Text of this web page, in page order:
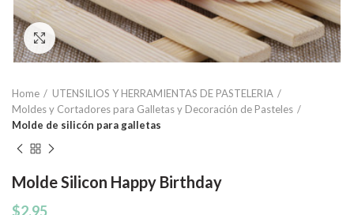
Click to enlarge
Home
UTENSILIOS Y HERRAMIENTAS DE PASTELERIA
Moldes y Cortadores para Galletas y Decoración de Pasteles
Molde de silicón para galletas
Molde Silicon Happy Birthday
$2.95